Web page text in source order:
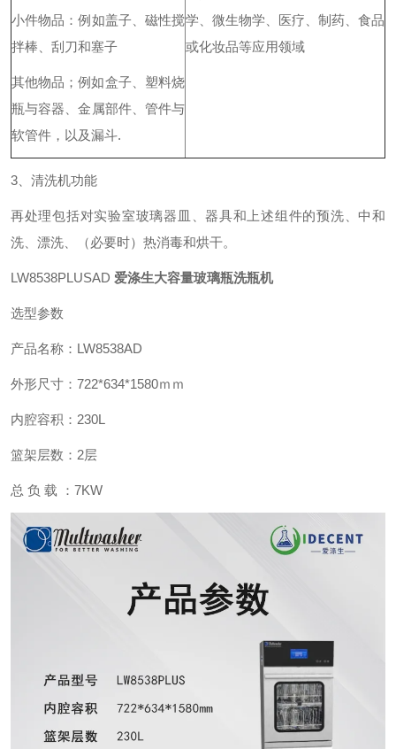
小件物品：例如盖子、磁性搅
拌棒、刮刀和塞子
其他物品；例如盒子、塑料烧
瓶与容器、金属部件、管件与
软管件，以及漏斗.
学、微生物学、医疗、制药、食品
或化妆品等应用领域
3、清洗机功能
再处理包括对实验室玻璃器皿、器具和上述组件的预洗、中和
洗、漂洗、（必要时）热消毒和烘干。
LW8538PLUSAD 爱涤生大容量玻璃瓶洗瓶机
选型参数
产品名称：LW8538AD
外形尺寸：722*634*1580ｍｍ
内腔容积：230L
篮架层数：2层
总 负 载 ：7KW